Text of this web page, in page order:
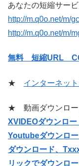
あなたの短縮サー
http://m.q0o.net/m/
http://m.q0o.net/m/
無料 短縮URL
★ インターネッ
★ 動画ダウンロ
XVIDEOダウンロ
Youtubeダウンロ
ダウンロード、
リックでダウンロー